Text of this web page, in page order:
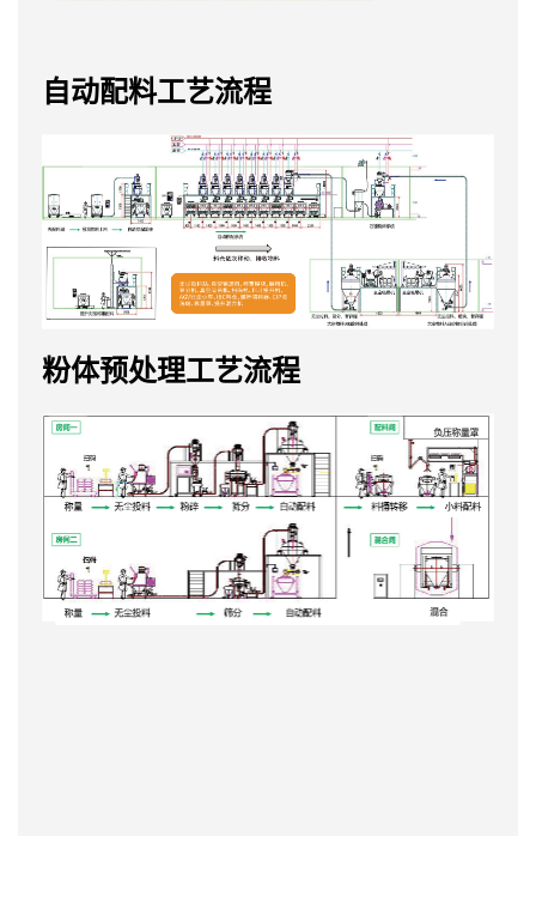
自动配料工艺流程
粉体预处理工艺流程